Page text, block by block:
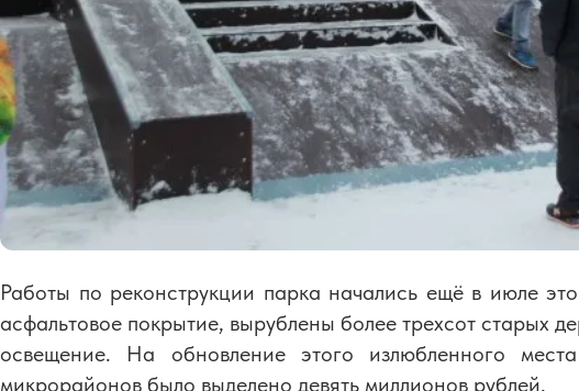
Работы по реконструкции парка начались ещё в июле
асфальтовое покрытие, вырублены более трехсот старых
освещение. На обновление этого излюбленного
микрорайонов было выделено девять миллионов рублей.